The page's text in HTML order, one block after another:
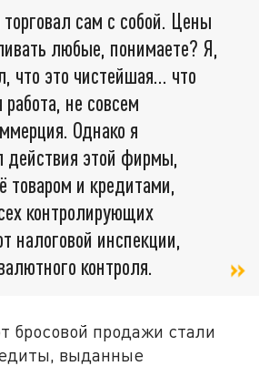
торговал сам с собой. Цены
любые, понимаете? Я,
что это чистейшая… что
не совсем
Однако я
действия этой фирмы,
товаром и кредитами,
контролирующих
налоговой инспекции,
контроля.
бросовой продажи стали
выданные